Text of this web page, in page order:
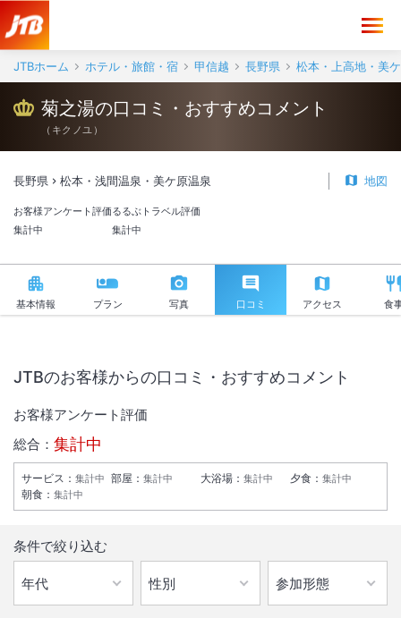
JTBホーム ホテル・旅館・宿 甲信越 長野県 松本・上高地・美
菊之湯の口コミ・おすすめコメント
（ キクノユ ）
長野県 松本・浅間温泉・美ケ原温泉 地図
お客様アンケート評価
集計中
るるぶトラベル評価
集計中
基本情報 プラン 写真 口コミ アクセス 食
JTBのお客様からの口コミ・おすすめコメント
お客様アンケート評価
総合： 集計中
サービス ： 集計中 部屋 ： 集計中 大浴場 ： 集計中 夕食 ： 集計中
朝食 ： 集計中
条件で絞り込む